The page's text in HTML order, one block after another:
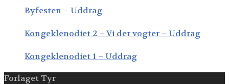
Byfesten – Uddrag
Kongeklenodiet 2 – Vi der vogter – Uddrag
Kongeklenodiet 1 – Uddrag
Forlaget Tyr